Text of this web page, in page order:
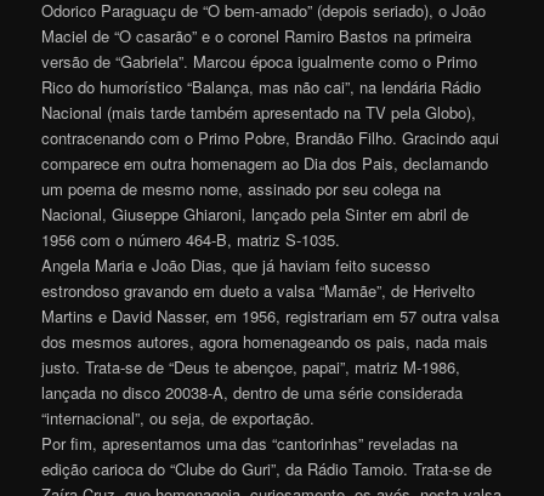
Odorico Paraguaçu de “O bem-amado” (depois seriado), o João
Maciel de “O casarão” e o coronel Ramiro Bastos na primeira
versão de “Gabriela”. Marcou época igualmente como o Primo
Rico do humorístico “Balança, mas não cai”, na lendária Rádio
Nacional (mais tarde também apresentado na TV pela Globo),
contracenando com o Primo Pobre, Brandão Filho. Gracindo aqui
comparece em outra homenagem ao Dia dos Pais, declamando
um poema de mesmo nome, assinado por seu colega na
Nacional, Giuseppe Ghiaroni, lançado pela Sinter em abril de
1956 com o número 464-B, matriz S-1035.
Angela Maria e João Dias, que já haviam feito sucesso
estrondoso gravando em dueto a valsa “Mamãe”, de Herivelto
Martins e David Nasser, em 1956, registrariam em 57 outra valsa
dos mesmos autores, agora homenageando os pais, nada mais
justo. Trata-se de “Deus te abençoe, papai”, matriz M-1986,
lançada no disco 20038-A, dentro de uma série considerada
“internacional”, ou seja, de exportação.
Por fim, apresentamos uma das “cantorinhas” reveladas na
edição carioca do “Clube do Guri”, da Rádio Tamoio. Trata-se de